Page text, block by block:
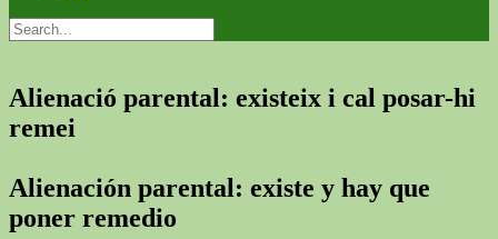
Alienació parental: existeix i cal posar-hi
remei
Alienación parental: existe y hay que
poner remedio